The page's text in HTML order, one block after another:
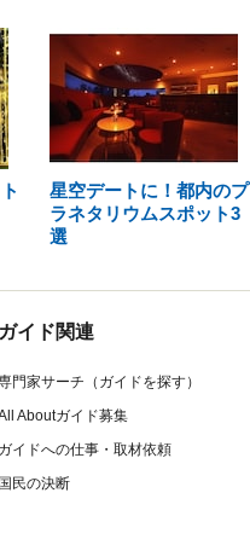
星空デートに！都内のプ
ラネタリウムスポット3
選
ガイド関連
門家サーチ（ガイドを探す）
Aboutガイド募集
ガイドへの仕事・取材依頼
国民の決断